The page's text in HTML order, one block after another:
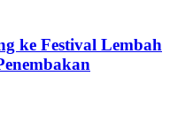
ke Festival Lembah